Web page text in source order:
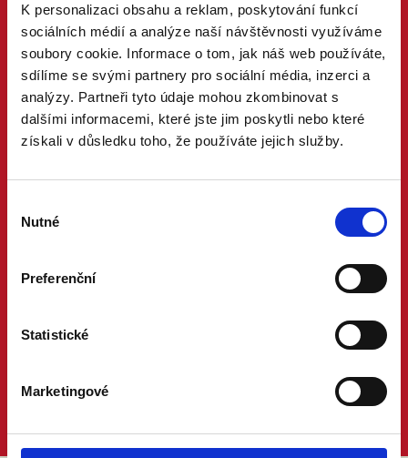
K personalizaci obsahu a reklam, poskytování funkcí
sociálních médií a analýze naší návštěvnosti využíváme
soubory cookie. Informace o tom, jak náš web používáte,
sdílíme se svými partnery pro sociální média, inzerci a
analýzy. Partneři tyto údaje mohou zkombinovat s
dalšími informacemi, které jste jim poskytli nebo které
získali v důsledku toho, že používáte jejich služby.
souhlasu
Nutné
Preferenční
Statistické
Marketingové